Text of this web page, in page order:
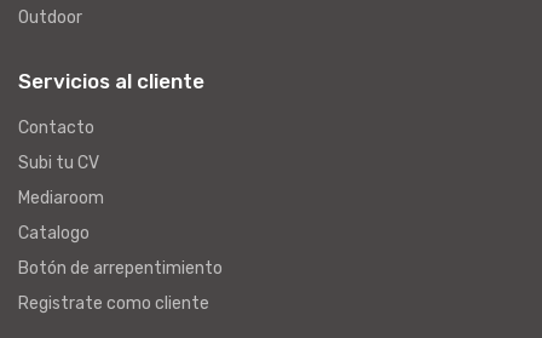
Outdoor
Servicios al cliente
Contacto
Subi tu CV
Mediaroom
Catalogo
Botón de arrepentimiento
Registrate como cliente